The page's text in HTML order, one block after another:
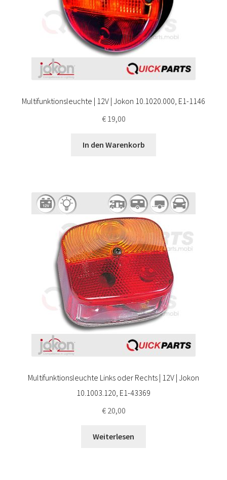
Multifunktionsleuchte | 12V | Jokon 10.1020.000, E1-1146
€19,00
In den Warenkorb
Multifunktionsleuchte Links oder Rechts | 12V | Jokon
10.1003.120, E1-43369
€20,00
Weiterlesen